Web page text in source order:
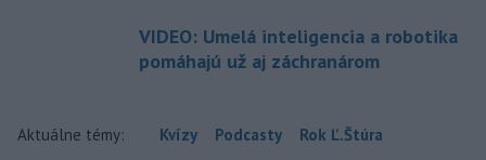
VIDEO: Umelá inteligencia a robotika
pomáhajú už aj záchranárom
Aktuálne témy: Kvízy Podcasty Rok Ľ.Štúra